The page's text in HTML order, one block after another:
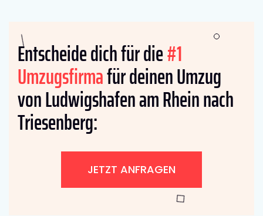
Entscheide dich für die#1
Umzugsfirmafür deinen Umzug
von Ludwigshafen am Rhein nach
Triesenberg:
JETZT ANFRAGEN